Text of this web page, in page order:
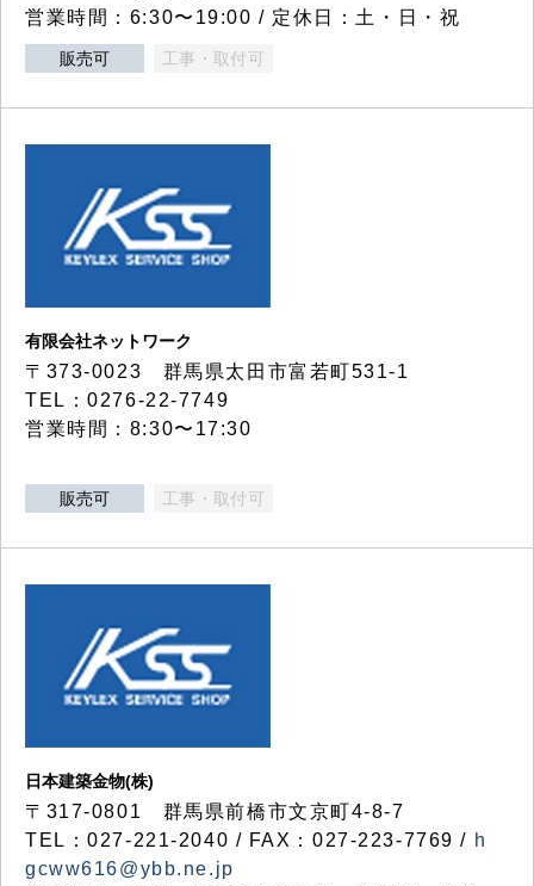
営業時間：6:30〜19:00 / 定休日：土・日・祝
販売可 工事・取付可
有限会社ネットワーク
〒373-0023 群馬県太田市富若町531-1
TEL：0276-22-7749
営業時間：8:30〜17:30
販売可 工事・取付可
日本建築金物(株)
〒317‐0801 群馬県前橋市文京町4-8-7
TEL：027-221-2040 / FAX：027-223-7769 / h
gcww616@ybb.ne.jp